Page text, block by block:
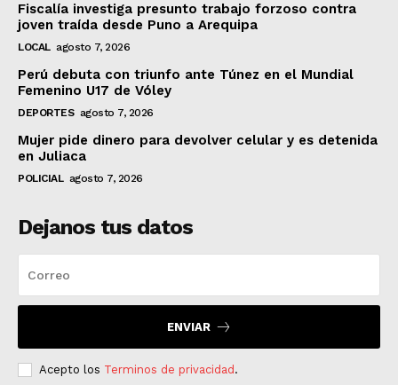
Fiscalía investiga presunto trabajo forzoso contra
joven traída desde Puno a Arequipa
LOCAL agosto 7, 2026
Perú debuta con triunfo ante Túnez en el Mundial
Femenino U17 de Vóley
DEPORTES agosto 7, 2026
Mujer pide dinero para devolver celular y es detenida
en Juliaca
POLICIAL agosto 7, 2026
Dejanos tus datos
ENVIAR
Acepto los Terminos de privacidad .